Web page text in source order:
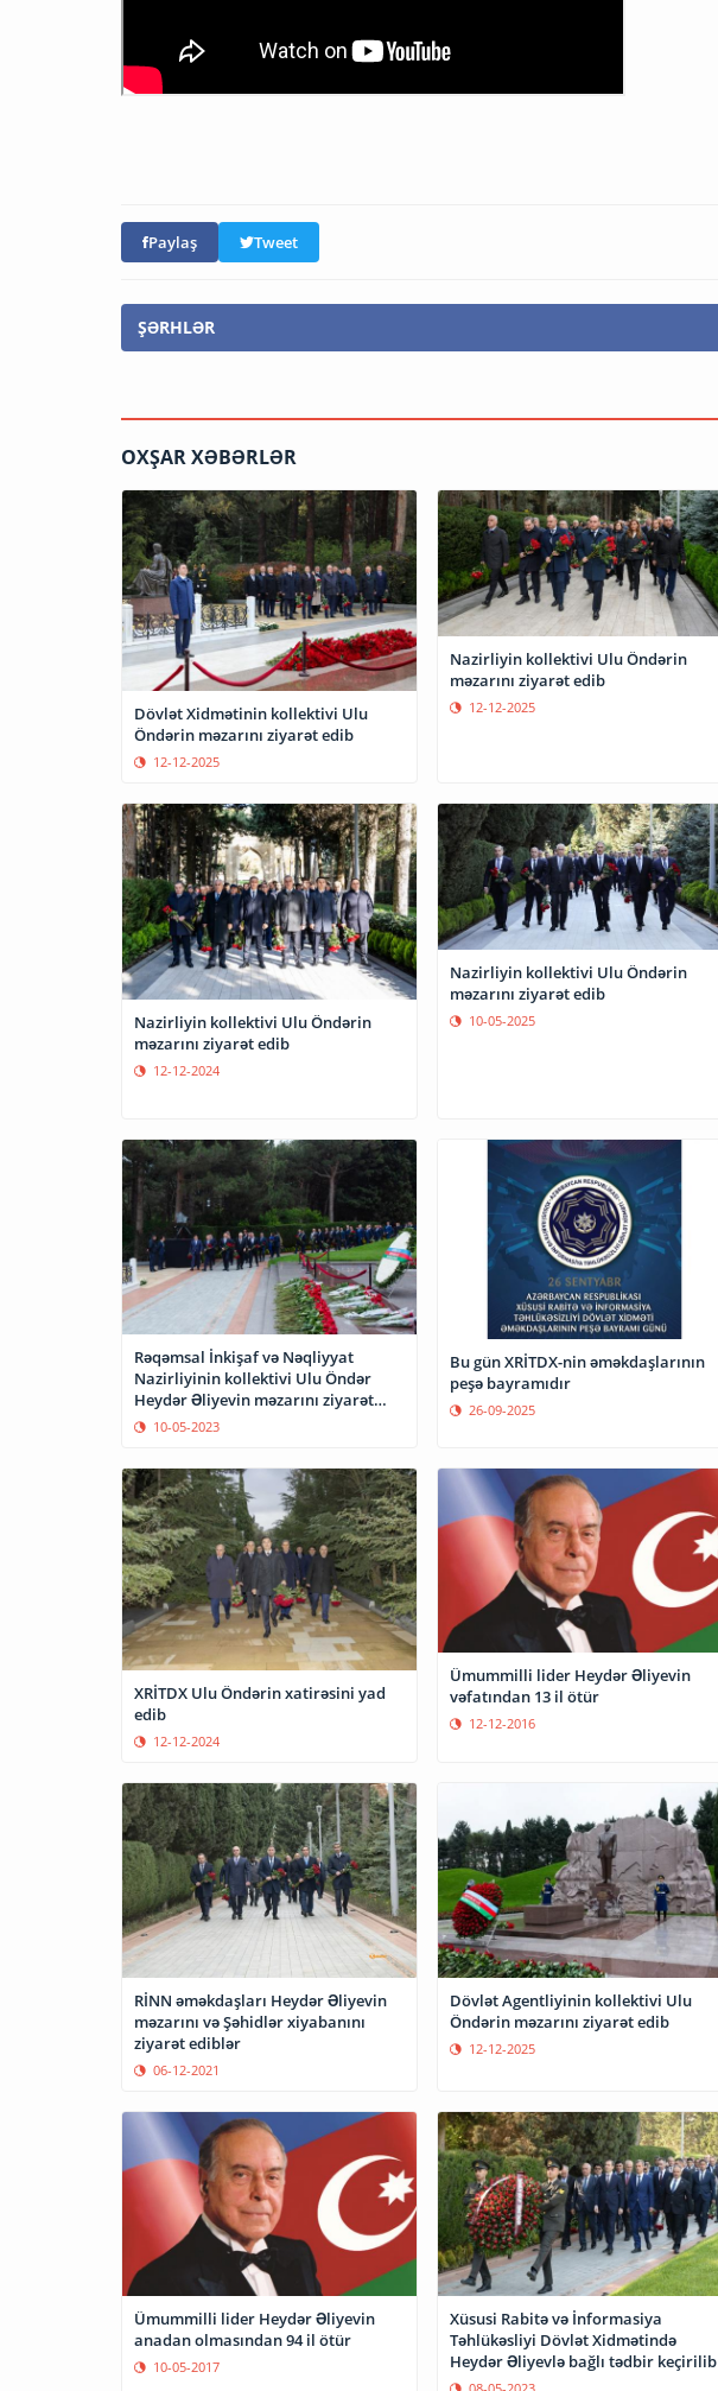
Paylaş Tweet
ŞƏRHLƏR
OXŞAR XƏBƏRLƏR
Dövlət Xidmətinin kollektivi Ulu
Öndərin məzarını ziyarət edib
12-12-2025
Nazirliyin kollektivi Ulu Öndərin
məzarını ziyarət edib
12-12-2025
Nazirliyin kollektivi Ulu Öndərin
məzarını ziyarət edib
12-12-2024
Nazirliyin kollektivi Ulu Öndərin
məzarını ziyarət edib
10-05-2025
Rəqəmsal İnkişaf və Nəqliyyat
Nazirliyinin kollektivi Ulu Öndər
Heydər Əliyevin məzarını ziyarət
edib10-05-2023
Bu gün XRİTDX-nin əməkdaşlarının
peşə bayramıdır
26-09-2025
XRİTDX Ulu Öndərin xatirəsini yad
edib
12-12-2024
Ümummilli lider Heydər Əliyevin
vəfatından 13 il ötür
12-12-2016
RİNN əməkdaşları Heydər Əliyevin
məzarını və Şəhidlər xiyabanını
ziyarət ediblər
06-12-2021
Dövlət Agentliyinin kollektivi Ulu
Öndərin məzarını ziyarət edib
12-12-2025
Ümummilli lider Heydər Əliyevin
anadan olmasından 94 il ötür
10-05-2017
Xüsusi Rabitə və İnformasiya
Təhlükəsliyi Dövlət Xidmətində
Heydər Əliyevlə bağlı tədbir keçirilib